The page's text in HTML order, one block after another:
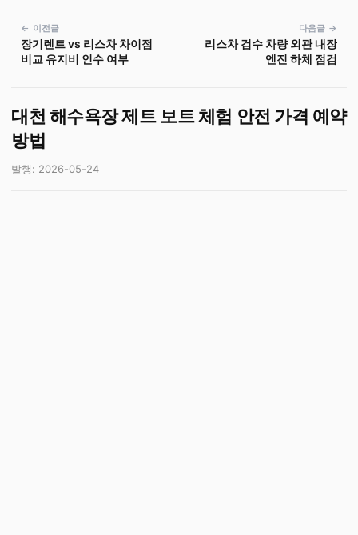
← 이전글
장기렌트 vs 리스차 차이점
비교 유지비 인수 여부
다음글 →
리스차 검수 차량 외관 내장
엔진 하체 점검
대천 해수욕장 제트 보트 체험 안전 가격 예약
방법
발행: 2026-05-24